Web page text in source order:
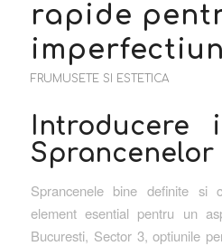
rapide
FRUMUSETE SI ESTETICA
Introducere
Sprancenelor
Sprancenele bine definite si
element esential pentru un
Bucuresti, Sector 3, optiunile